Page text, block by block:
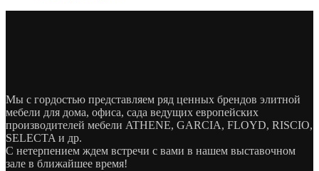
Мы с гордостью представляем ряд ценных брендов элитной
мебели для дома, офиса, сада ведущих европейских
производителей мебели ATHENE, GARCIA, FLOYD, RISCIO,
SELECTA и др.
С нетерпением ждем встречи с вами в нашем выставочном
зале в ближайшее время!